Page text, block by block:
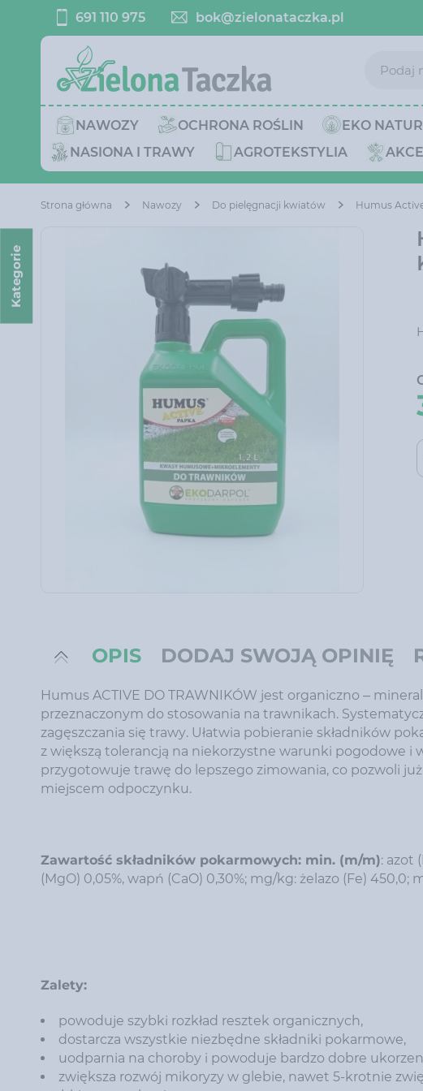
691 110 975 bok@zielonataczka.pl
NAWOZY OCHRONA ROŚLIN EKO
NASIONA I TRAWY
AGROTEKSTYLIA
Strona główna Nawozy Do pielęgnacji kwiatów Humus
Kategorie
OPIS DODAJ SWOJĄ OPINIĘ
Humus ACTIVE DO TRAWNIKÓW jest organiczno –
przeznaczonym do stosowania na trawnikach.
zagęszczania się trawy. Ułatwia pobieranie składników
z większą tolerancją na niekorzystne warunki pogodowe i
przygotowuje trawę do lepszego zimowania, co pozwoli
miejscem odpoczynku.
Zawartość składników pokarmowych: min. (m/m): azot
(MgO) 0,05%, wapń (CaO) 0,30%; mg/kg: żelazo (Fe) 450,0;
Zalety:
powoduje szybki rozkład resztek organicznych,
dostarcza wszystkie niezbędne składniki pokarmowe,
uodparnia na choroby i powoduje bardzo dobre
zwiększa rozwój mikoryzy w glebie, nawet 5-krotnie